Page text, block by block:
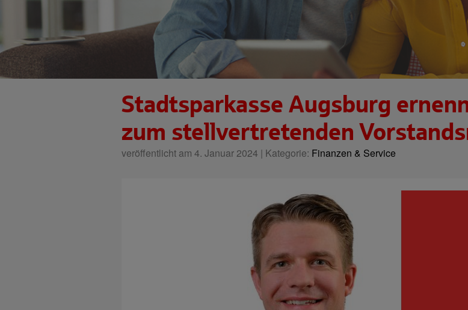
Stadtsparkasse Augsburg
zum stellvertretenden
veröffentlicht am 4. Januar 2024 | Kategorie: Finanzen & Service